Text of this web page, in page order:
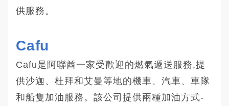
供服務。
Cafu
Cafu是阿聯酋一家受歡迎的燃氣遞送服務,提
供沙迦、杜拜和艾曼等地的機車、汽車、車隊
和船隻加油服務。該公司提供兩種加油方式-